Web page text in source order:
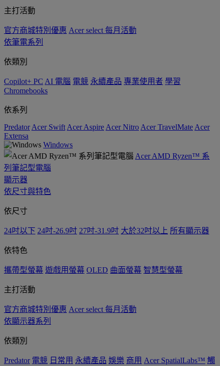
主打活動
官方商城特別優惠 Acer select 每月活動
依筆電系列
依類別
Copilot+ PC AI 電腦 電競 永續產品 專業使用者 學習
Chromebooks
依系列
Predator Acer Swift Acer Aspire Acer Nitro Acer TravelMate Acer
Extensa
Windows
Acer AMD Ryzen™ 系
列筆記型電腦
顯示器
依尺寸與特色
依尺寸
24吋以下 24吋-26.9吋 27吋-31.9吋 大於32吋以上 所有顯示器
依特色
攜帶型螢幕 遊戲用螢幕 OLED 曲面螢幕 智慧型螢幕
主打活動
官方商城特別優惠 Acer select 每月活動
依顯示器系列
依類別
Predator 電競 日常用 永續產品 娛樂 商用 Acer SpatialLabs™ 觸